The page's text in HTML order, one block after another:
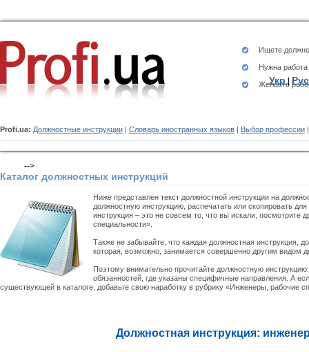
Ищете
Нужна
Желаете
Profi.ua: Должностные инструкции | Словарь иностранных языков | Выбор профессии
Укр| Рус
-->
Каталог должностных инструкций
Ниже представлен текст должностной инструкции на
должностную инструкцию, распечатать или скопировать
инструкция – это не совсем то, что вы искали, посмотрите
специальности».
Также не забывайте, что каждая должностная инструкция,
которая, возможно, занимается совершенно другим видом
Поэтому внимательно прочитайте должностную
обязанностей, где указаны специфичные направления. А
существующей в каталоге, добавьте свою наработку в рубрику «Инженеры, рабочие
Должностная инструкция: